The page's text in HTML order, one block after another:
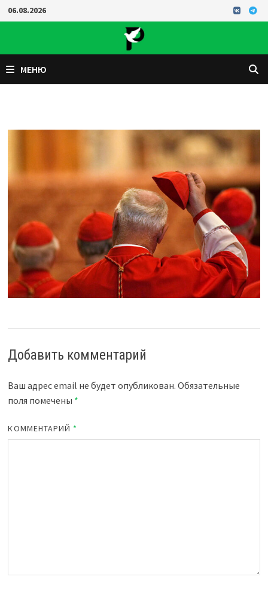
Перейти
к
06.08.2026
МЕНЮ
Добавить комментарий
Ваш адрес email не будет опубликован. Обязательные
поля помечены *
КОММЕНТАРИЙ *